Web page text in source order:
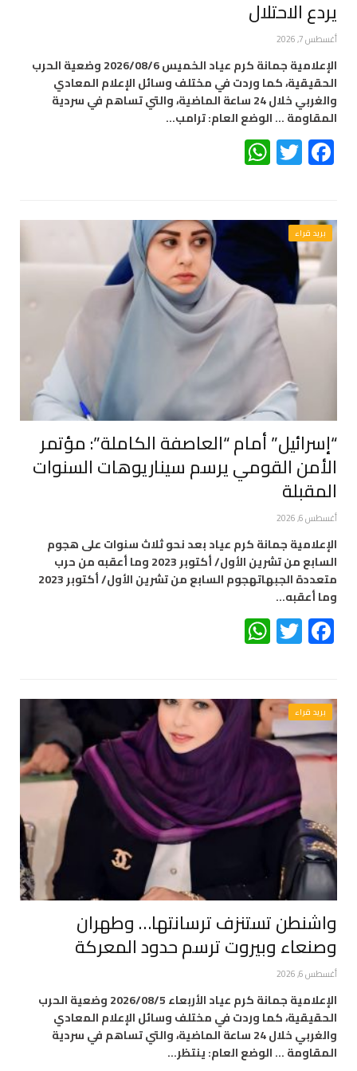
يردع الاحتلال
أغسطس 7, 2026
الإعلامية جمانة كرم عياد الخميس 2026/08/6 وضعية الحرب
الحقيقية، كما وردت في مختلف وسائل الإعلام المعادي
والغربي خلال 24 ساعة الماضية، والتي تساهم في سردية
المقاومة … الوضع العام: ترامب…
Facebook
Twitter
بريد قراء
“إسرائيل” أمام “العاصفة الكاملة”: مؤتمر
الأمن القومي يرسم سيناريوهات السنوات
المقبلة
أغسطس 6, 2026
الإعلامية جمانة كرم عياد بعد نحو ثلاث سنوات على هجوم
السابع من تشرين الأول/ أكتوبر 2023 وما أعقبه من حرب
متعددة الجبهاتهجوم السابع من تشرين الأول/ أكتوبر 2023
وما أعقبه…
Facebook
Twitter
بريد قراء
واشنطن تستنزف ترسانتها… وطهران
وصنعاء وبيروت ترسم حدود المعركة
أغسطس 6, 2026
الإعلامية جمانة كرم عياد الأربعاء 2026/08/5 وضعية الحرب
الحقيقية، كما وردت في مختلف وسائل الإعلام المعادي
والغربي خلال 24 ساعة الماضية، والتي تساهم في سردية
المقاومة … الوضع العام: ينتظر…